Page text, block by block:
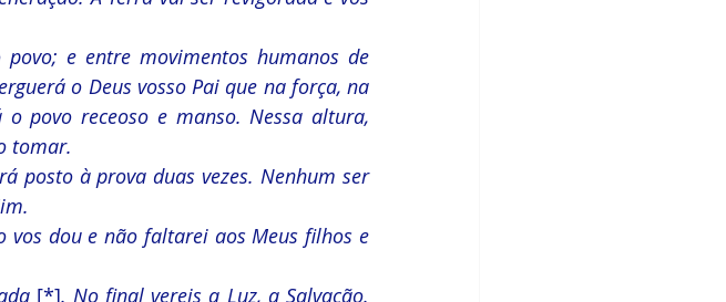
e entre movimentos humanos de
o Deus vosso Pai que na força, na
povo receoso e manso. Nessa altura,
tomar.
posto à prova duas vezes. Nenhum ser
dou e não faltarei aos Meus filhos e
[*]. No final vereis a Luz, a Salvação.